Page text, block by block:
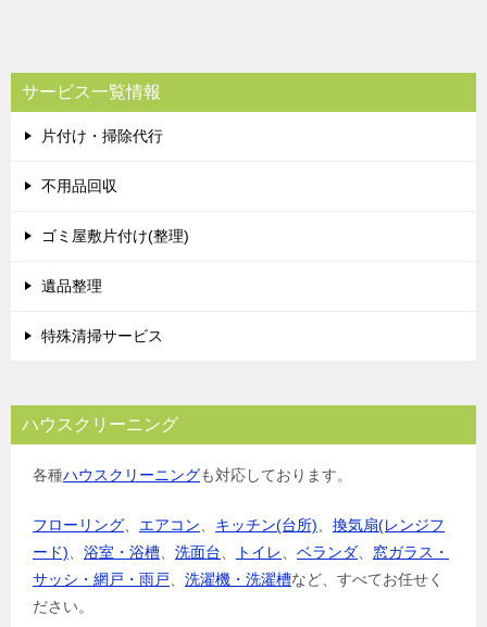
サービス一覧情報
片付け・掃除代行
不用品回収
ゴミ屋敷片付け(整理)
遺品整理
特殊清掃サービス
ハウスクリーニング
各種ハウスクリーニングも対応しております。
フローリング エアコン キッチン(台所)
換気扇(レンジフ
ード)
浴室・浴槽 洗面台 トイレ ベランダ
窓ガラス・
サッシ・網戸・雨戸
洗濯機・洗濯槽など、すべてお任せく
ださい。